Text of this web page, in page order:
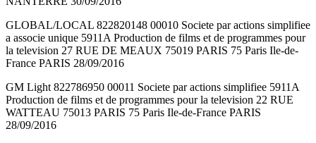
GLOBAL/LOCAL 822820148 00010 Societe par actions simplifiee
a associe unique 5911A Production de films et de programmes pour
la television 27 RUE DE MEAUX 75019 PARIS 75 Paris Ile-de-
France PARIS 28/09/2016
GM Light 822786950 00011 Societe par actions simplifiee 5911A
Production de films et de programmes pour la television 22 RUE
WATTEAU 75013 PARIS 75 Paris Ile-de-France PARIS
28/09/2016